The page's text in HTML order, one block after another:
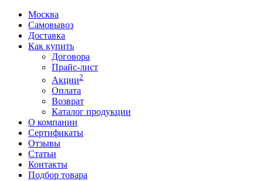
Москва
Самовывоз
Доставка
Как купить
Договора
Прайс-лист
Акции2
Оплата
Возврат
Каталог продукции
О компании
Сертификаты
Отзывы
Статьи
Контакты
Подбор товара